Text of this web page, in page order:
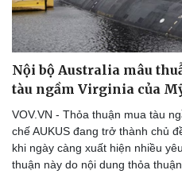
Nội bộ Australia mâu
tàu ngầm Virginia của
VOV.VN - Thỏa thuận mua tàu
chế AUKUS đang trở thành chủ
khi ngày càng xuất hiện nhiều
thuận này do nội dung thỏa